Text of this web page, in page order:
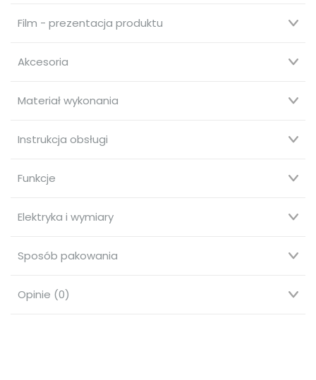
Film - prezentacja produktu
Akcesoria
Materiał wykonania
Instrukcja obsługi
Funkcje
Elektryka i wymiary
Sposób pakowania
Opinie (0)